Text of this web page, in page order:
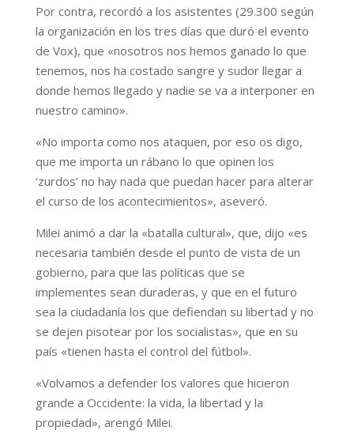
Por contra, recordó a los asistentes (29.300 según
la organización en los tres días que duró el evento
de Vox), que «nosotros nos hemos ganado lo que
tenemos, nos ha costado sangre y sudor llegar a
donde hemos llegado y nadie se va a interponer en
nuestro camino».
«No importa como nos ataquen, por eso os digo,
que me importa un rábano lo que opinen los
‘zurdos’ no hay nada que puedan hacer para alterar
el curso de los acontecimientos», aseveró.
Milei animó a dar la «batalla cultural», que, dijo «es
necesaria también desde el punto de vista de un
gobierno, para que las políticas que se
implementes sean duraderas, y que en el futuro
sea la ciudadanía los que defiendan su libertad y no
se dejen pisotear por los socialistas», que en su
país «tienen hasta el control del fútbol».
«Volvamos a defender los valores que hicieron
grande a Occidente: la vida, la libertad y la
propiedad», arengó Milei.